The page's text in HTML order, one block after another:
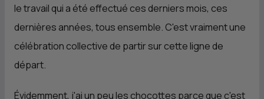
le travail qui a été effectué ces derniers mois, ces
dernières années, tous ensemble. C'est vraiment une
célébration collective de partir sur cette ligne de
départ.
Évidemment, j'ai un peu les chocottes parce que c'est